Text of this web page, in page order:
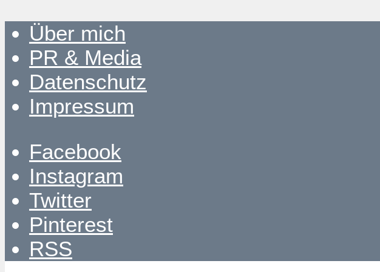
Über mich
PR & Media
Datenschutz
Impressum
Facebook
Instagram
Twitter
Pinterest
RSS